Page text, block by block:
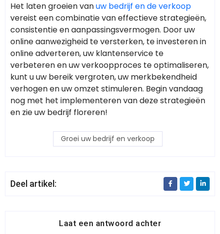
Het laten groeien vanuw bedrijf en de verkoop
vereist een combinatie van effectieve strategieën,
consistentie en aanpassingsvermogen. Door uw
online aanwezigheid te versterken, te investeren in
online adverteren, uw klantenservice te
verbeteren en uw verkoopproces te optimaliseren,
kunt u uw bereik vergroten, uw merkbekendheid
verhogen en uw omzet stimuleren. Begin vandaag
nog met het implementeren van deze strategieën
en zie uw bedrijf floreren!
Groei uw bedrijf en verkoop
Deel artikel:
Laat een antwoord achter